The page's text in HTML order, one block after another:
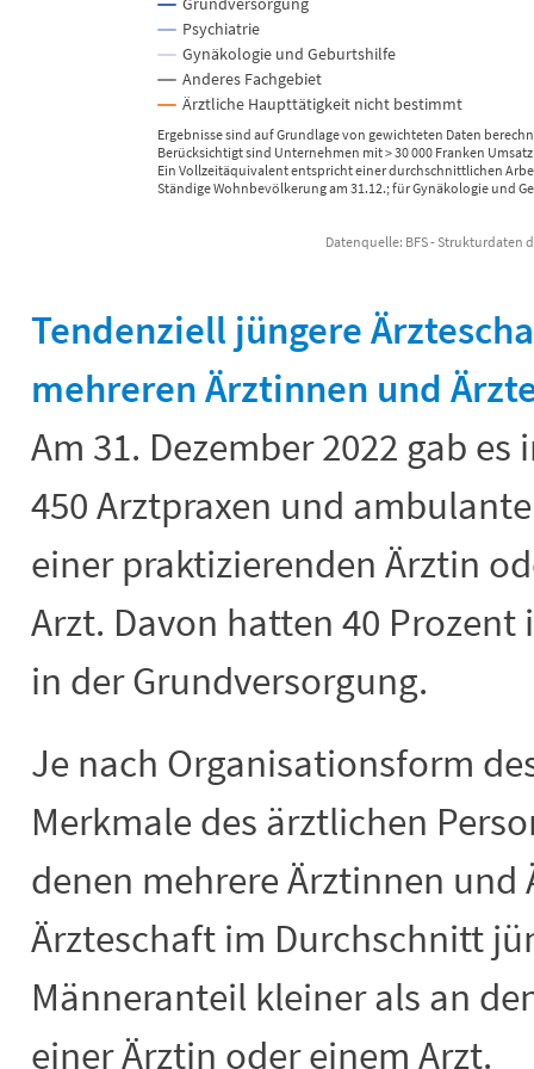
Ergebnisse sind auf Grundlage von gewichteten Daten
Berücksichtigt sind Unternehmen mit > 30 000 Franken
Ein Vollzeitäquivalent entspricht einer durchschnittlichen
Ständige Wohnbevölkerung am 31.12.; für Gynäkologie und
Psychiatrie
Gynäkologie und Geburtshilfe
Anderes Fachgebiet
Ärztliche Haupttätigkeit nicht bestimmt
Datenquelle: BFS - Strukturdaten
Tendenziell jüngere
mehreren Ärztinnen und
Am 31. Dezember 2022 gab
450 Arztpraxen und
einer praktizierenden Ärztin
Arzt. Davon hatten 40
in der Grundversorgung.
Je nach Organisationsform
Merkmale des ärztlichen
denen mehrere Ärztinnen
Ärzteschaft im Durchschnitt
Männeranteil kleiner als an
einer Ärztin oder einem Arzt.